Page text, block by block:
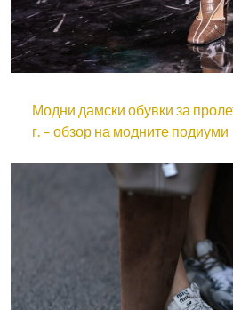
Модни дамски обувки за
г. – обзор на модните подиуми